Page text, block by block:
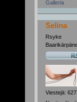
Galleria
Selina
Rsyke
Viestejä: 627